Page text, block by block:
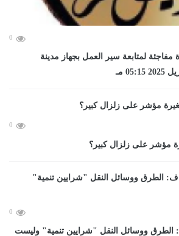
0
مفاجئة لمتابعة سير العمل بجهاز مدينة
0
مؤشر على زلزال كبير؟
0
الطرق ووسائل النقل "شرايين تنمية" وليست